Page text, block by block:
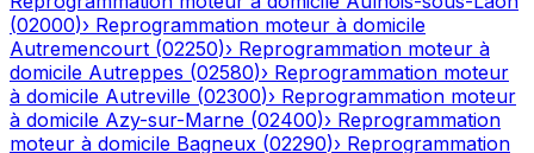
(02000)› Reprogrammation moteur à domicile
Autremencourt (02250)› Reprogrammation moteur à
domicile Autreppes (02580)› Reprogrammation moteur
à domicile Autreville (02300)› Reprogrammation moteur
à domicile Azy-sur-Marne (02400)› Reprogrammation
moteur à domicile Bagneux (02290)› Reprogrammation